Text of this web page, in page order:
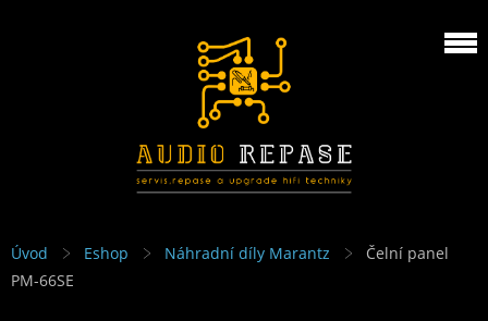
Úvod Eshop Náhradní díly Marantz
Čelní panel
PM-66SE